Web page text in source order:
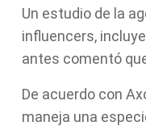
Un estudio de la
influencers,
antes comentó
De acuerdo con
maneja una